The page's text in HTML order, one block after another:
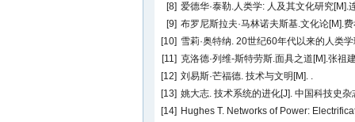
[8] 爱德华·泰勒.人类学: 人及其文化研究
[9] 布罗尼斯拉夫·马林诺夫斯基.文化论[M].
[10] 雪莉·奥特纳. 20世纪60年代以来的人类
[11] 克洛德·列维-斯特劳斯.面具之道[M].张祖
[12] 刘易斯·芒福德. 技术与文明[M]. .
[13] 姚大志. 技术系统的进化[J]. 中国科技史
[14] Hughes T. Networks of Power: